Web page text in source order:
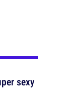
sexy